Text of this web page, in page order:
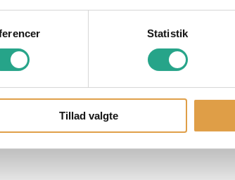
Statistik
Tillad valgte